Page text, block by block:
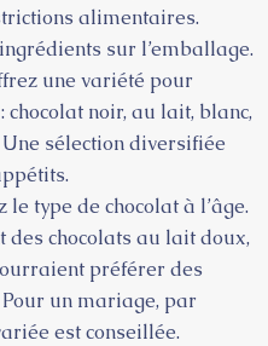
alimentaires.
sur l’emballage.
une variété pour
noir, au lait, blanc,
sélection diversifiée
le type de chocolat à l’âge.
des chocolats au lait doux,
préférer des
un mariage, par
est conseillée.